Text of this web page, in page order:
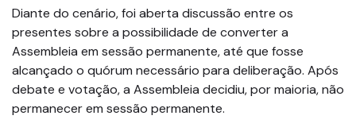
Diante do cenário, foi aberta discussão entre os
presentes sobre a possibilidade de converter a
Assembleia em sessão permanente, até que fosse
alcançado o quórum necessário para deliberação. Após
debate e votação, a Assembleia decidiu, por maioria, não
permanecer em sessão permanente.